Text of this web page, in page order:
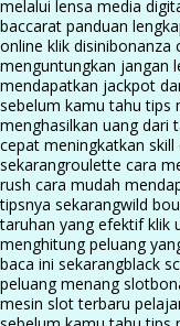
melalui lensa media
baccarat panduan
online klik disinibonanza
menguntungkan jangan
mendapatkan jackpot
sebelum kamu tahu tips
menghasilkan uang dari
cepat meningkatkan
sekarangroulette cara
rush cara mudah
tipsnya sekarangwild
taruhan yang efektif klik
menghitung peluang
baca ini sekarangblack
peluang menang slot
mesin slot terbaru